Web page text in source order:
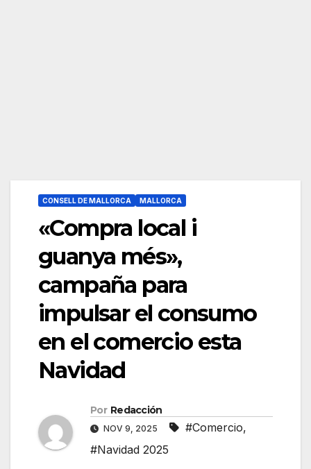
CONSELL DE MALLORCA MALLORCA
«Compra local i
guanya més»,
campaña para
impulsar el consumo
en el comercio esta
Navidad
Por Redacción
NOV 9, 2025 #Comercio,
#Navidad 2025